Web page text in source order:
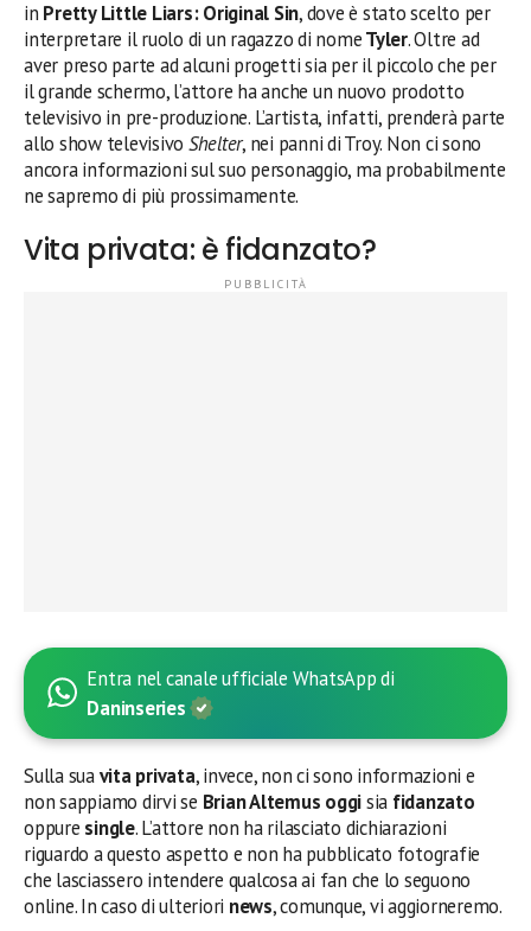
in Pretty Little Liars: Original Sin, dove è stato scelto per
interpretare il ruolo di un ragazzo di nomeTyler. Oltre ad
aver preso parte ad alcuni progetti sia per il piccolo che per
il grande schermo, l’attore ha anche un nuovo prodotto
televisivo in pre-produzione. L’artista, infatti, prenderà parte
allo show televisivo Shelter, nei panni di Troy. Non ci sono
ancora informazioni sul suo personaggio, ma probabilmente
ne sapremo di più prossimamente.
Vita privata: è fidanzato?
Entra nel canale ufficiale WhatsApp di
Daninseries
Sulla suavita privata, invece, non ci sono informazioni e
non sappiamo dirvi se Brian Altemus oggisia fidanzato
oppure single. L’attore non ha rilasciato dichiarazioni
riguardo a questo aspetto e non ha pubblicato fotografie
che lasciassero intendere qualcosa ai fan che lo seguono
online. In caso di ulteriori news, comunque, vi aggiorneremo.